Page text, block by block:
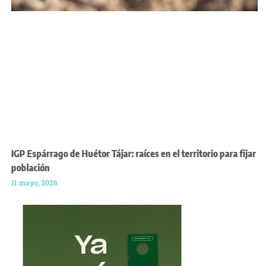
IGP Espárrago de Huétor Tájar: raíces en el territorio para fijar
población
11 mayo, 2026